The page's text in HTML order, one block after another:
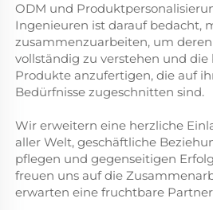
ODM und
Ingenieuren ist darauf bedacht,
zusammenzuarbeiten, um
vollständig zu verstehen und
Produkte anzufertigen, die auf
Bedürfnisse zugeschnitten sind.
Wir erweitern eine herzliche
aller Welt, geschäftliche
pflegen und gegenseitigen
freuen uns auf die
erwarten eine fruchtbare